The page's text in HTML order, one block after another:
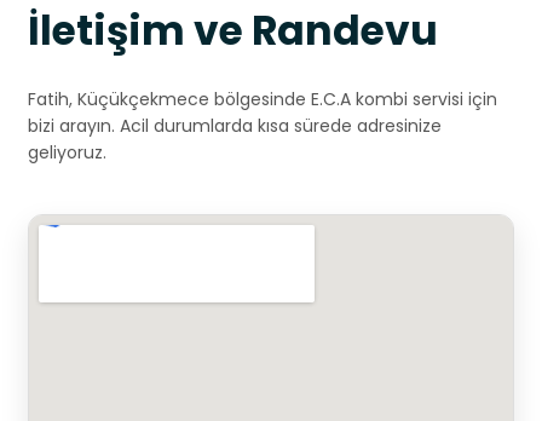
İletişim ve Randevu
Fatih, Küçükçekmece bölgesinde E.C.A kombi servisi için
bizi arayın. Acil durumlarda kısa sürede adresinize
geliyoruz.